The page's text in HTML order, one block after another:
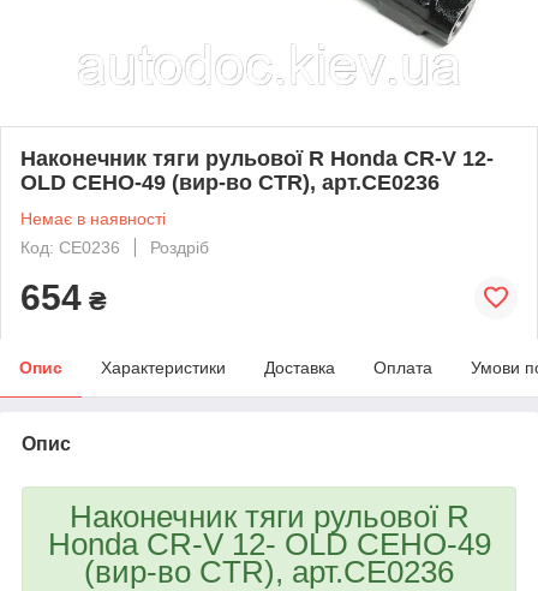
Наконечник тяги рульової R Honda CR-V 12-
OLD CEHO-49 (вир-во CTR), арт.CE0236
Немає в наявності
Код: CE0236
Роздріб
654 ₴
Опис Характеристики Доставка Оплата Умови
Опис
Наконечник тяги рульової R
Honda CR-V 12- OLD CEHO-49
(вир-во CTR), арт.CE0236